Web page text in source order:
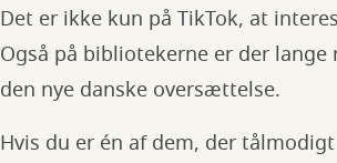
Det er ikke kun på TikTok, at
Også på bibliotekerne er der
den nye danske oversættelse.
Hvis du er én af dem, der